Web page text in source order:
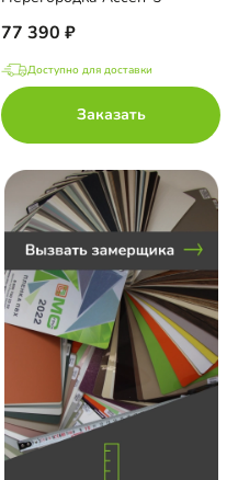
до
до
77 390
Доступно для доставки
Заказать